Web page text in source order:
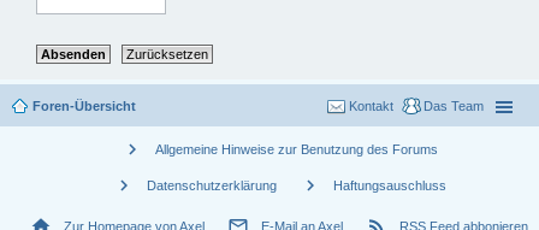
Foren-Übersicht Das Team
Kontakt
chevron_right Allgemeine Hinweise zur Benutzung des Forums
chevron_right Datenschutzerklärung chevron_right Haftungsauschluss
Zur Homepage von Axel E-Mail an Axel RSS Feed abbonieren